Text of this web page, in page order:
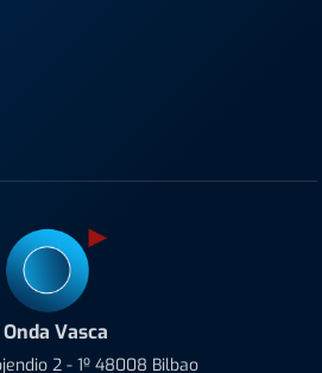
Onda Vasca
2 - 1º 48008 Bilbao